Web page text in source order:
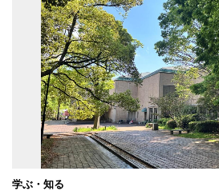
学ぶ・知る